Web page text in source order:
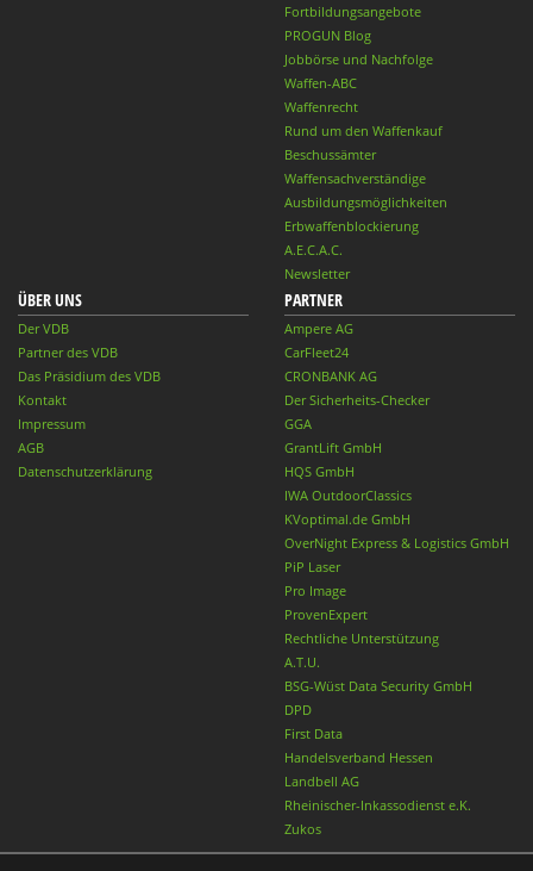
Fortbildungsangebote
PROGUN Blog
Jobbörse und Nachfolge
Waffen-ABC
Waffenrecht
Rund um den Waffenkauf
Beschussämter
Waffensachverständige
Ausbildungsmöglichkeiten
Erbwaffenblockierung
A.E.C.A.C.
Newsletter
ÜBER UNS
Der VDB
Partner des VDB
Das Präsidium des VDB
Kontakt
Impressum
AGB
Datenschutzerklärung
PARTNER
Ampere AG
CarFleet24
CRONBANK AG
Der Sicherheits-Checker
GGA
GrantLift GmbH
HQS GmbH
IWA OutdoorClassics
KVoptimal.de GmbH
OverNight Express & Logistics GmbH
PiP Laser
Pro Image
ProvenExpert
Rechtliche Unterstützung
A.T.U.
BSG-Wüst Data Security GmbH
DPD
First Data
Handelsverband Hessen
Landbell AG
Rheinischer-Inkassodienst e.K.
Zukos